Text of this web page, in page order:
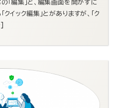
編集」と、編集画面を開かずに
イック編集」とがありますが、「ク